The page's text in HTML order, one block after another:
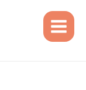
– desde